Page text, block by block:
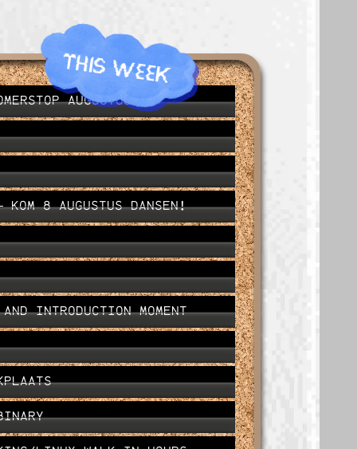
THIS WEEK
AUGUSTUS
8 AUGUSTUS DANSEN!
INTRODUCTION MOMENT